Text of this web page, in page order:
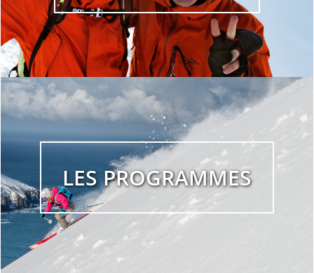
LES PROGRAMMES